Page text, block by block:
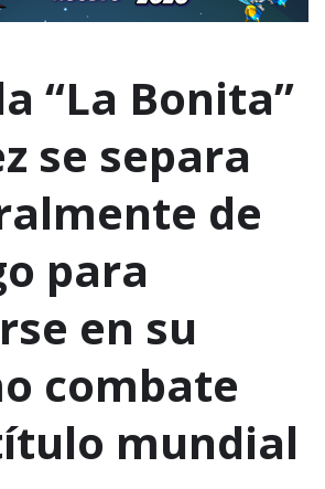
“La Bonita”
se separa
de
para
en su
combate
mundial